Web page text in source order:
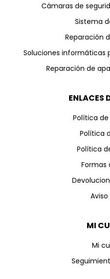
Cámaras de
Sistema
Reparación
Soluciones informáticas
Reparación de
ENLACES
Política
Política
Política
Formas
Aviso
MI
Mi